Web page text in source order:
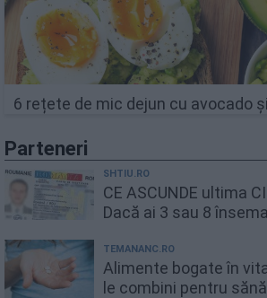
6 rețete de mic dejun cu avocado
Parteneri
SHTIU.RO
CE ASCUNDE ultima
Dacă ai 3 sau 8
TEMANANC.RO
Alimente bogate în
le combini pentru